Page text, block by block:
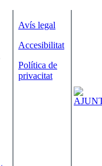
Avís legal
Accesibilitat
Política de
privacitat